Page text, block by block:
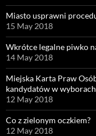
Miasto usprawni
15 May 2018
Wkrótce legalne piwko
14 May 2018
Miejska Karta Praw
kandydatów w
12 May 2018
Co z zielonym oczkiem?
12 May 2018